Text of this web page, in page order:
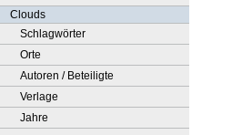
Clouds
Schlagwörter
Orte
Autoren / Beteiligte
Verlage
Jahre